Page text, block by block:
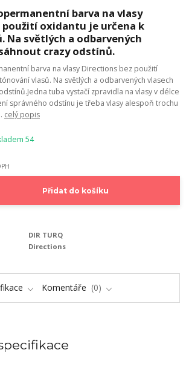
barva na vlasy
použití oxidantu je určena k
Na světlých a odbarvených
crazy odstínů.
barva na vlasy Directions bez použití
vlasů. Na světlých a odbarvených vlasech
tuba vystačí zpravidla na vlasy v délce
správného odstínu je třeba vlasy alespoň trochu
celý popis
54
Přidat do košíku
DIR TURQ
Directions
Komentáře 0